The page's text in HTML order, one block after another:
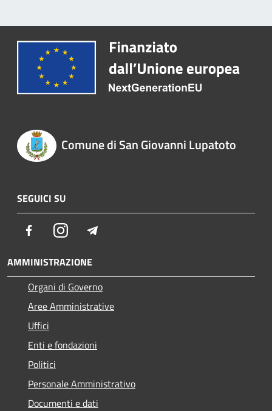
Comune di San Giovanni Lupatoto
SEGUICI SU
FacebookInstagram
AMMINISTRAZIONE
Organi di Governo
Aree Amministrative
Uffici
Enti e fondazioni
Politici
Personale Amministrativo
Documenti e dati